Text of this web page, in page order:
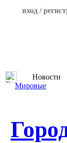
вход /
Новости
Мировые